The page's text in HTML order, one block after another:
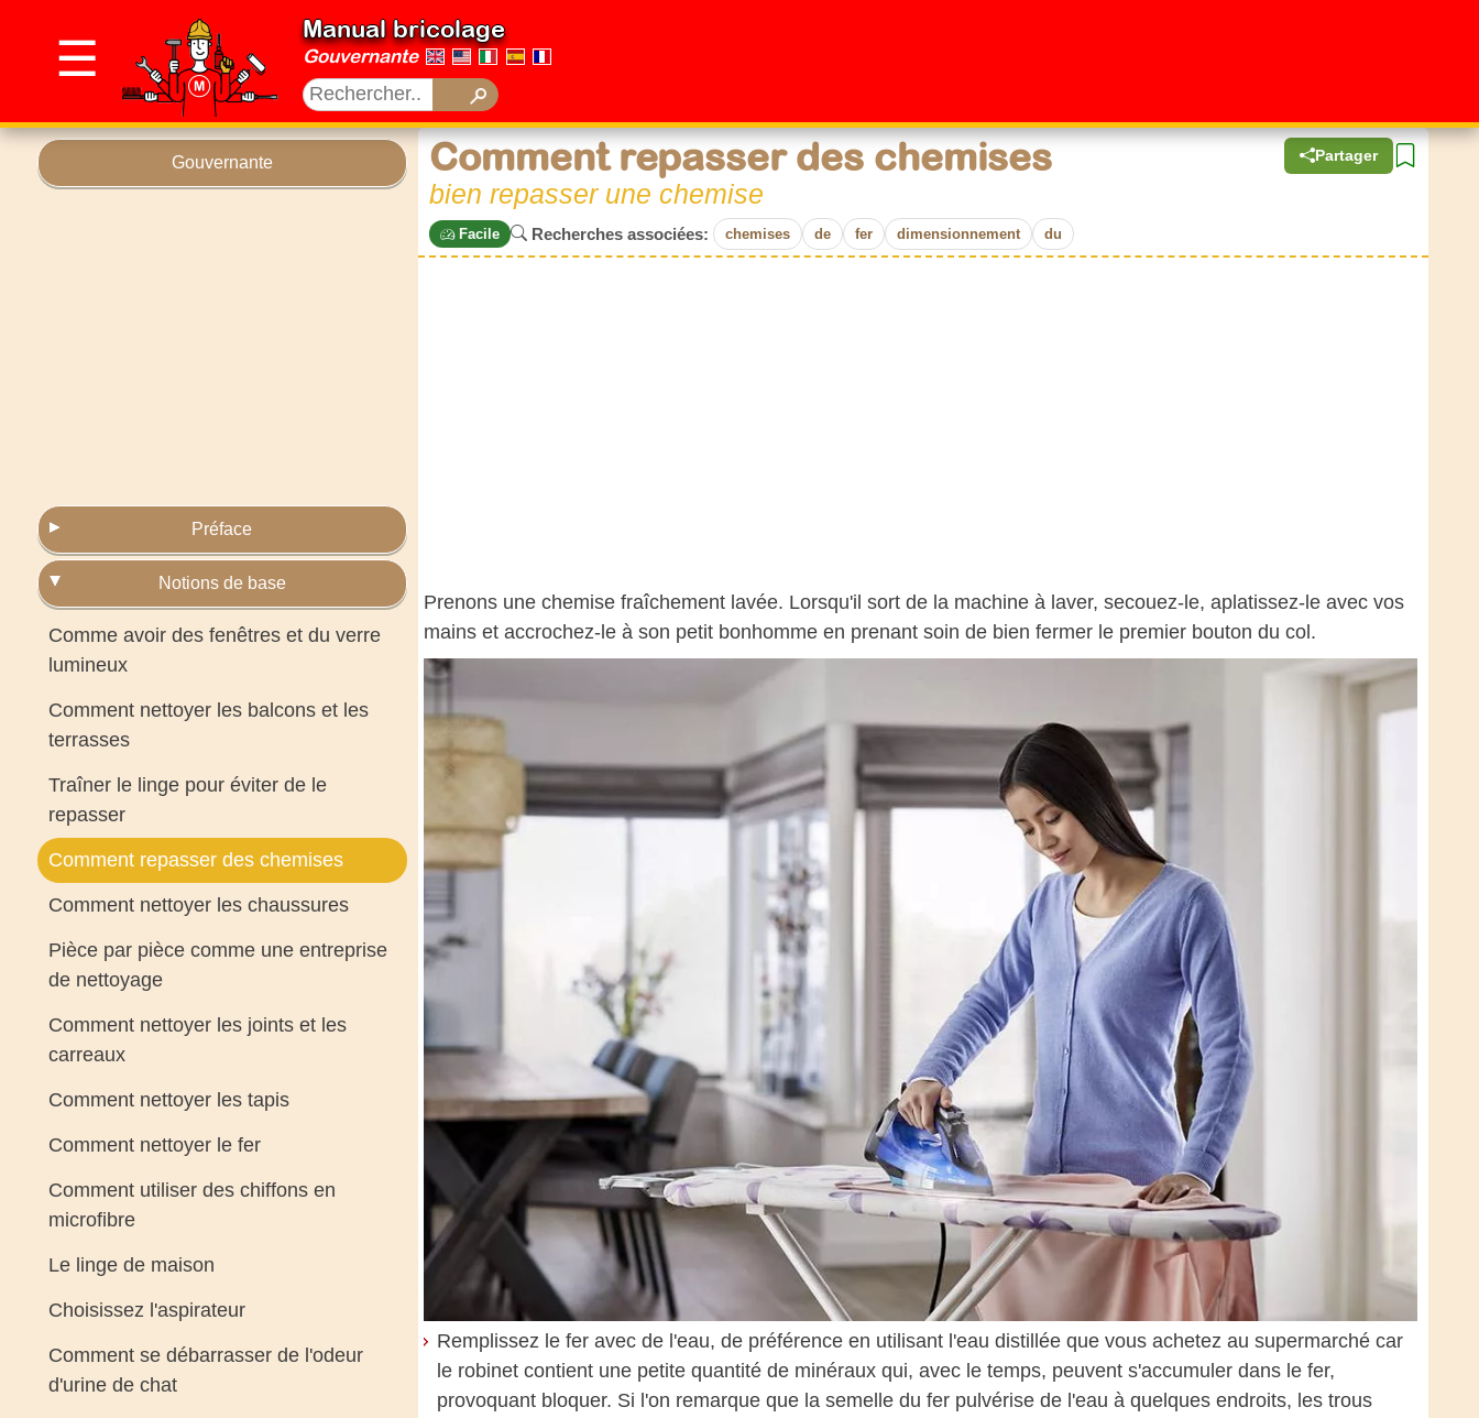
☰
Manual bricolage
Gouvernante
Gouvernante
Préface
Notions de base
Comme avoir des fenêtres et du verre
lumineux
Comment nettoyer les balcons et les
terrasses
Traîner le linge pour éviter de le
repasser
Comment repasser des chemises
Comment nettoyer les chaussures
Pièce par pièce comme une entreprise
de nettoyage
Comment nettoyer les joints et les
carreaux
Comment nettoyer les tapis
Comment nettoyer le fer
Comment utiliser des chiffons en
microfibre
Le linge de maison
Choisissez l'aspirateur
Comment se débarrasser de l'odeur
d'urine de chat
Partager
Comment repasser des chemises
bien repasser une chemise
Facile Recherches associées: chemises de fer dimensionnement du
Prenons une chemise fraîchement lavée. Lorsqu'il sort de la machine à laver, secouez-le, aplatissez-le avec vos
mains et accrochez-le à son petit bonhomme en prenant soin de bien fermer le premier bouton du col.
Remplissez le fer avec de l'eau, de préférence en utilisant l'eau distillée que vous achetez au supermarché car
le robinet contient une petite quantité de minéraux qui, avec le temps, peuvent s'accumuler dans le fer,
provoquant bloquer. Si l'on remarque que la semelle du fer pulvérise de l'eau à quelques endroits, les trous